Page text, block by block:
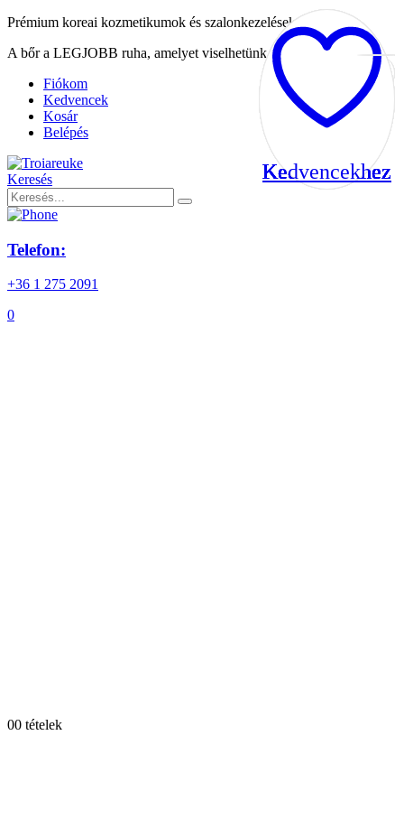
Prémium koreai kozmetikumok és szalonkezelések
A bőr a LEGJOBB ruha, amelyet viselhetünk
Fiókom
Kedvencek
Kosár
Belépés
Keresés
Telefon:
+36 1 275 2091
0
00 tételek
Kedvencekhez
Kedvencekhez
Kedvencekhez
Kedvencekhez
Kedvencekhez
Kedvencekhez
Kedvencekhez
Kedvencekhez
Kedvencekhez